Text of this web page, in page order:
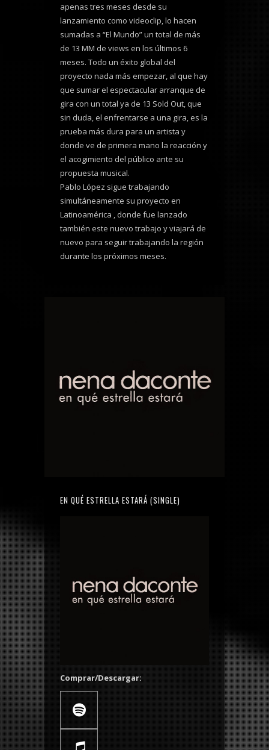
apenas tres meses desde su
lanzamiento como videoclip, lo hacen
sumadas a “El Mundo” un total de más
de 13 MM de views en los últimos 6
meses. Todo un éxito global del
proyecto nada más empezar, al que hay
que sumar el espectacular arranque de
gira con un total ya de 13 Sold Out, que
sin duda, el enfrentarse a una gira, es la
prueba más dura para un artista y
donde ve de primera mano la reacción y
el acogimiento del público ante su
propuesta musical.
Pablo López sigue trabajando
simultáneamente su proyecto en
Latinoamérica , donde fue lanzado
también este nuevo trabajo y viajará de
nuevo para seguir trabajando la región
durante los próximos meses.
EN QUÉ ESTRELLA ESTARÁ (SINGLE)
Comprar/Descargar: